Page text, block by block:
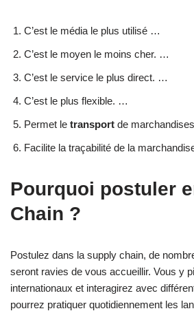
C’est le média le plus utilisé …
C’est le moyen le moins cher. …
C’est le service le plus direct. …
C’est le plus flexible. …
Permet le transport de
Facilite la traçabilité de la
Pourquoi postuler
Chain ?
Postulez dans la supply chain, de
seront ravies de vous accueillir. Vous y
internationaux et interagirez avec
pourrez pratiquer quotidiennement les